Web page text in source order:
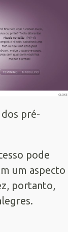
pré-
pode
um aspecto
portanto,